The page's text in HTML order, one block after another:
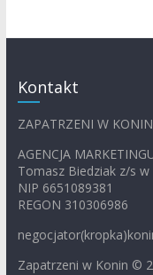
Kontakt
ZAPATRZENI W
AGENCJA
Tomasz Biedziak z/s w
NIP 6651089381
REGON 310306986
Zapatrzeni w Konin ©